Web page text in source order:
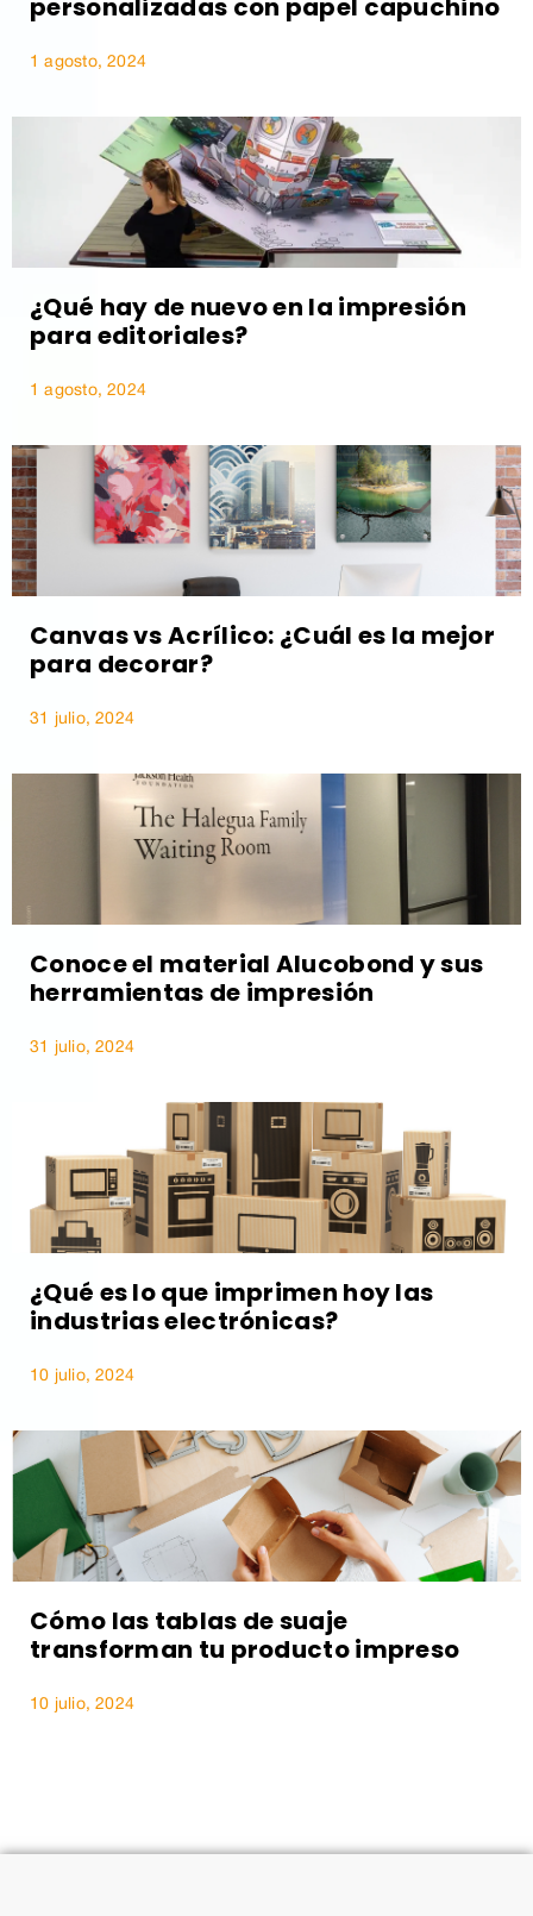
personalizadas con papel capuchino
1 agosto, 2024
¿Qué hay de nuevo en la impresión
para editoriales?
1 agosto, 2024
Canvas vs Acrílico: ¿Cuál es la mejor
para decorar?
31 julio, 2024
Conoce el material Alucobond y sus
herramientas de impresión
31 julio, 2024
¿Qué es lo que imprimen hoy las
industrias electrónicas?
10 julio, 2024
Cómo las tablas de suaje
transforman tu producto impreso
10 julio, 2024